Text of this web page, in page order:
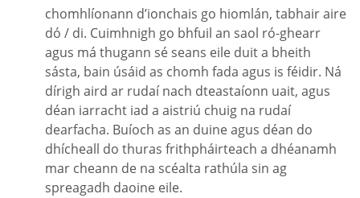
chomhlíonann d’ionchais go hiomlán, tabhair aire
dó / di. Cuimhnigh go bhfuil an saol ró-ghearr
agus má thugann sé seans eile duit a bheith
sásta, bain úsáid as chomh fada agus is féidir. Ná
dírigh aird ar rudaí nach dteastaíonn uait, agus
déan iarracht iad a aistriú chuig na rudaí
dearfacha. Buíoch as an duine agus déan do
dhícheall do thuras frithpháirteach a dhéanamh
mar cheann de na scéalta rathúla sin ag
spreagadh daoine eile.